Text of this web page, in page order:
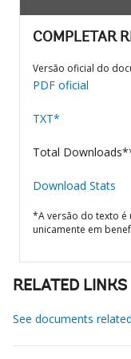
COMPLETAR
Versão oficial do
PDF oficial
TXT*
Total
Download Stats
*A versão do texto é
unicamente em
RELATED LINKS
See documents